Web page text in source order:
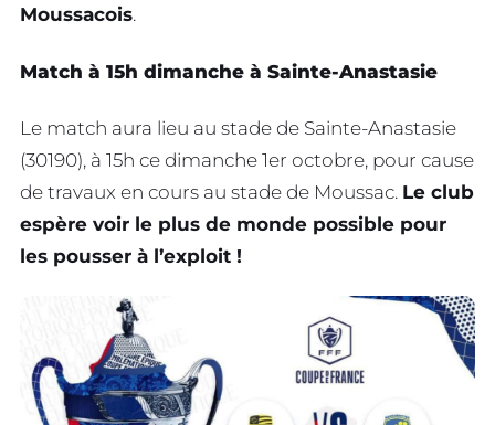
Moussacois.
Match à 15h dimanche à Sainte-Anastasie
Le match aura lieu au stade de Sainte-Anastasie
(30190), à 15h ce dimanche 1er octobre, pour cause
de travaux en cours au stade de Moussac. Le club
espère voir le plus de monde possible pour
les pousser à l’exploit !